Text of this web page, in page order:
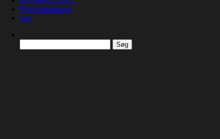
Find Attraktioner
Søg
efter: